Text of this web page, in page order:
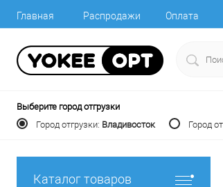
Главная Распродажи Оплата
Выберите город отгрузки
Город отгрузки: Владивосток Город
Каталог товаров